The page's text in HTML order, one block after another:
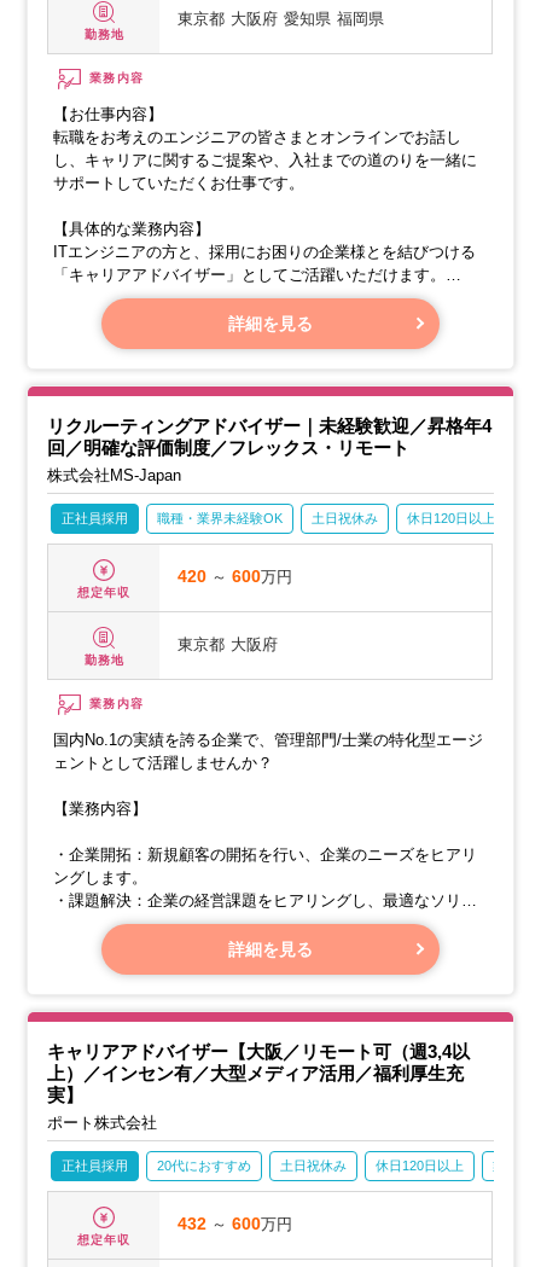
勤務地
東京都 大阪府 愛知県 福岡県
業務内容
【お仕事内容】
転職をお考えのエンジニアの皆さまとオンラインでお話し
し、キャリアに関するご提案や、入社までの道のりを一緒に
サポートしていただくお仕事です。
【具体的な業務内容】
ITエンジニアの方と、採用にお困りの企業様とを結びつける
「キャリアアドバイザー」としてご活躍いただけます。
・【面談】求職者様とじっくりお話しし、転職先へのご希望
を伺います。
・【求人紹介】ご希望にぴったりの企業様をご紹介いたしま
・【書類作成サポート】履歴書や職務経歴書の作成を丁寧に
詳細を見る
リクルーティングアドバイザー｜未経験歓迎／昇格年4
回／明確な評価制度／フレックス・リモート
株式会社MS-Japan
正社員採用 職種・業界未経験OK 土日祝休み 休日120日以上
想定年収
420 ～600万円
勤務地
東京都 大阪府
業務内容
国内No.1の実績を誇る企業で、管理部門/士業の特化型エージ
ェントとして活躍しませんか？
【業務内容】
・企業開拓：新規顧客の開拓を行い、企業のニーズをヒアリ
ングします。
・課題解決：企業の経営課題をヒアリングし、最適なソリュ
ーション（人材紹介やその他サービス）を提供します。
・求人票作成：企業のニーズに基づき、魅力的な求人票を作
成します。
ます。
詳細を見る
キャリアアドバイザー【大阪／リモート可（週3,4以
上）／インセン有／大型メディア活用／福利厚生充
実】
ポート株式会社
正社員採用 20代におすすめ 土日祝休み 休日120日以上 業界未
想定年収
432 ～600万円